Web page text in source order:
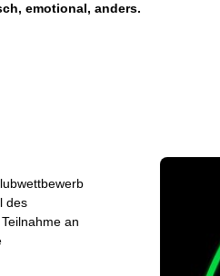
emotional, anders.
des
an